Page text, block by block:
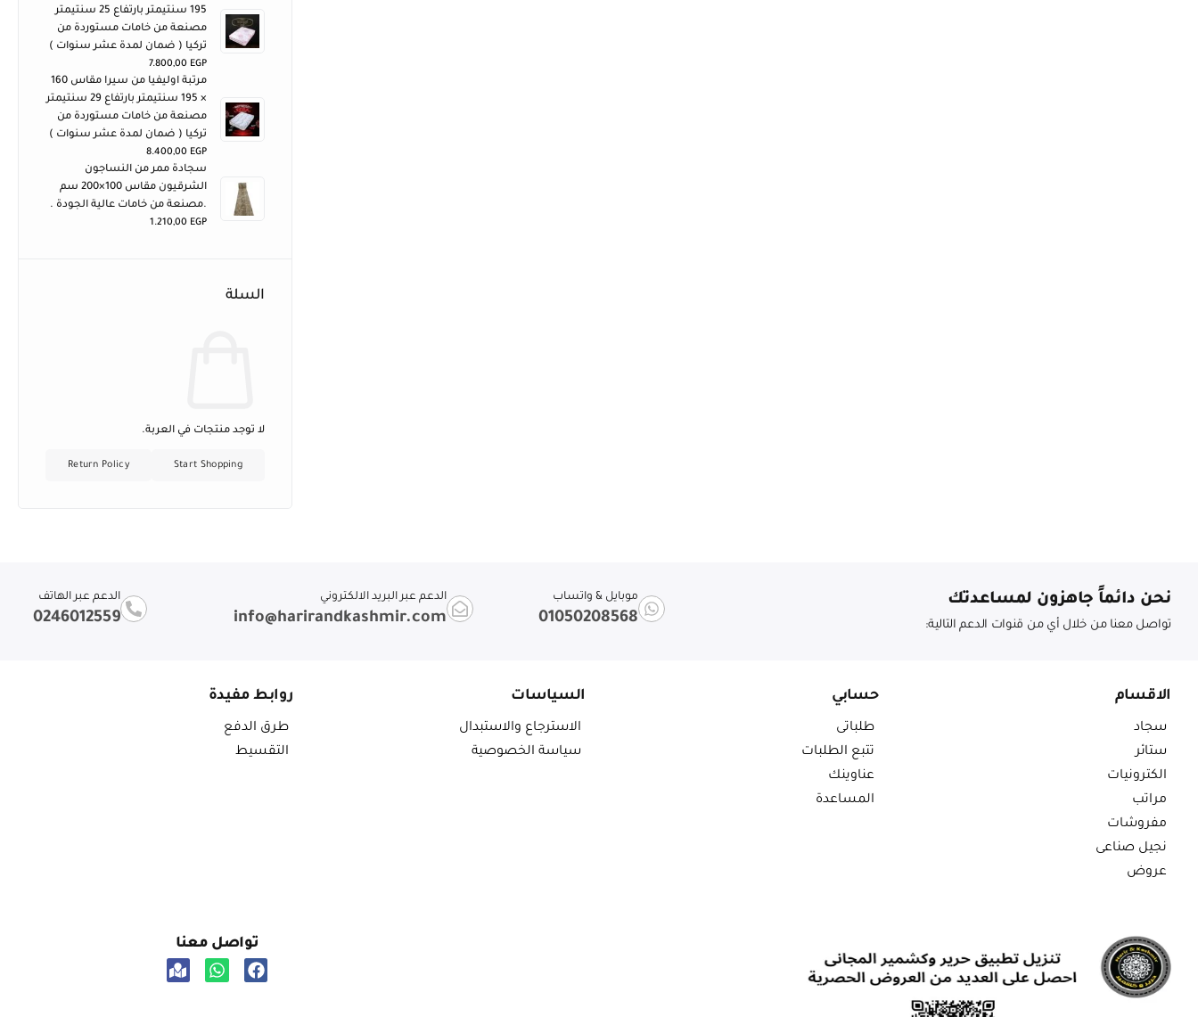
195 سنتيمتر بارتفاع 25 سنتيمتر
مصنعة من خامات مستوردة من
تركيا ( ضمان لمدة عشر سنوات )
7.800,00 EGP
مرتبة اوليفيا من سيرا مقاس 160
× 195 سنتيمتر بارتفاع 29 سنتيمتر
مصنعة من خامات مستوردة من
تركيا ( ضمان لمدة عشر سنوات )
8.400,00 EGP
سجادة ممر من النساجون
الشرقيون مقاس 100×200 سم
.مصنعة من خامات عالية الجودة .
1.210,00 EGP
السلة
لا توجد منتجات في العربة.
Start Shopping
Return Policy
نحن دائماً جاهزون لمساعدتك
تواصل معنا من خلال أي من قنوات الدعم التالية:
موبايل & واتساب
01050208568
الدعم عبر البريد الالكتروني
info@harirandkashmir.com
الدعم عبر الهاتف
0246012559
الاقسام
سجاد
ستائر
الكترونيات
مراتب
مفروشات
نجيل صناعى
عروض
حسابي
طلباتى
تتبع الطلبات
عناوينك
المساعدة
السياسات
الاسترجاع والاستبدال
سياسة الخصوصية
روابط مفيدة
طرق الدفع
التقسيط
تواصل معنا